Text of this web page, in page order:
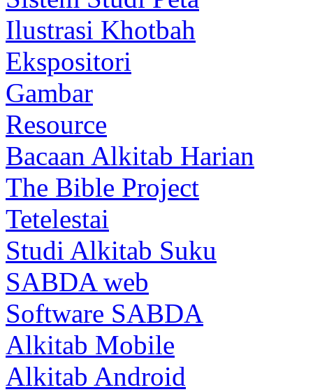
Ilustrasi Khotbah
Ekspositori
Gambar
Resource
Bacaan Alkitab Harian
The Bible Project
Tetelestai
Studi Alkitab Suku
SABDA web
Software SABDA
Alkitab Mobile
Alkitab Android